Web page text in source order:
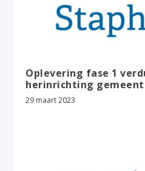
Oplevering fase 1
herinrichting
29 maart 2023